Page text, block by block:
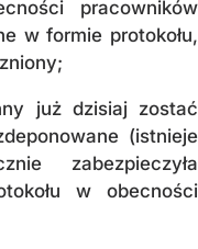
pracowników
w formie protokołu,
już dzisiaj zostać
(istnieje
zabezpieczyła
w obecności